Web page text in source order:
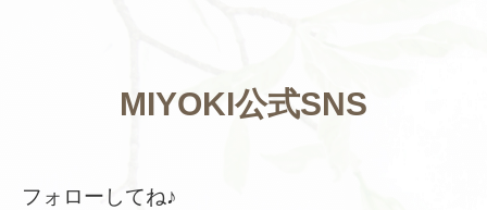
MIYOKI公式SNS
フォローしてね♪